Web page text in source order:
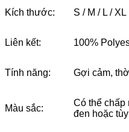
Kích thước: S / M / L / XL
Liên kết: 100%
Tính năng: Gợi cảm,
Màu sắc:
Có thể chấp
đen hoặc